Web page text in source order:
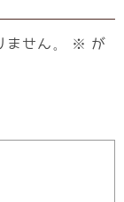
せん。 ※ が